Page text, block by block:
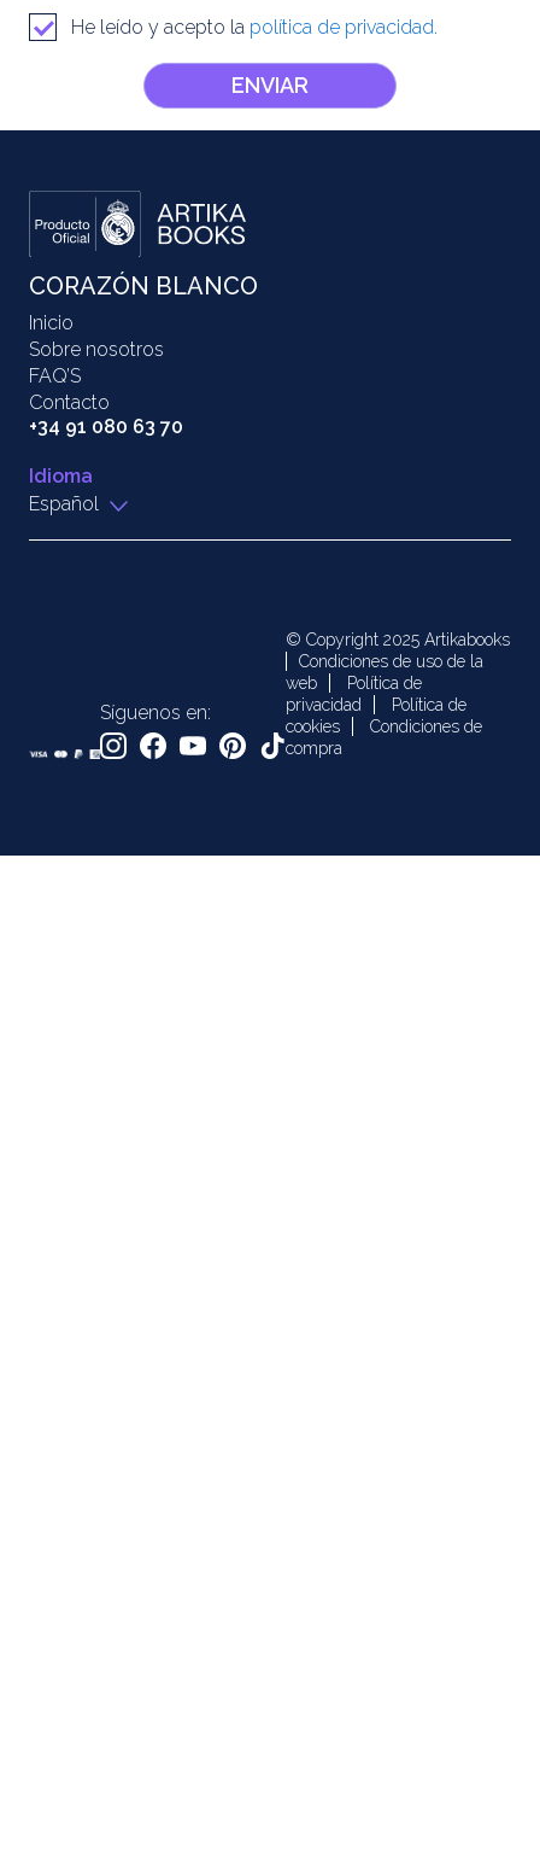
He leído y acepto la política de privacidad.
ENVIAR
CORAZÓN BLANCO
Inicio
Sobre nosotros
FAQ’S
Contacto
+34 91 080 63 70
Idioma
Español
Síguenos en:
© Copyright 2025 Artikabooks
Condiciones de uso de la
web
Política de
privacidad
Política de
cookies
Condiciones de
compra